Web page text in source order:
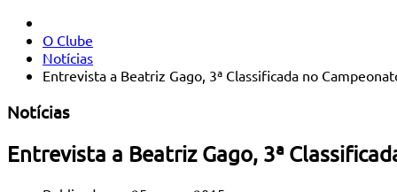
O Clube
Notícias
Entrevista a Beatriz Gago, 3ª Classificada no
Notícias
Entrevista a Beatriz Gago, 3ª